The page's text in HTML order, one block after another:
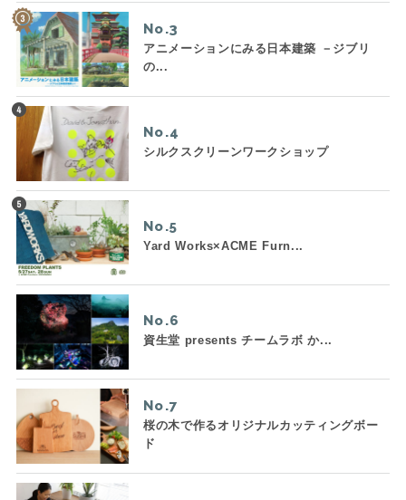
No.
アニメーションにみる日本建築 －ジブリ
の...
No.
シルクスクリーンワークショップ
No.
Yard Works×ACME Furn...
No.
資生堂 presents チームラボ か...
No.
桜の木で作るオリジナルカッティングボー
ド